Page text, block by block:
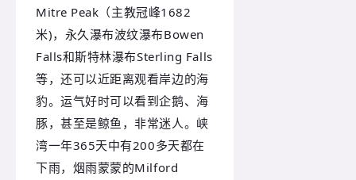
Mitre Peak（主教冠峰1682
米)，永久瀑布波纹瀑布Bowen
Falls和斯特林瀑布Sterling Falls
等，还可以近距离观看岸边的海
豹。运气好时可以看到企鹅、海
豚，甚至是鲸鱼，非常迷人。峡
湾一年365天中有200多天都在
下雨，烟雨蒙蒙的Milford